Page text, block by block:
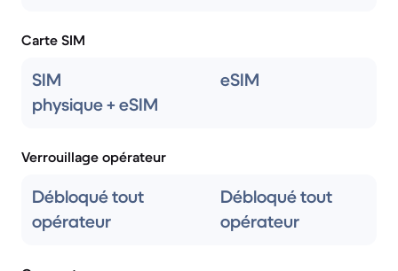
Carte SIM
SIM
physique + eSIM
eSIM
Verrouillage opérateur
Débloqué tout
opérateur
Débloqué tout
opérateur